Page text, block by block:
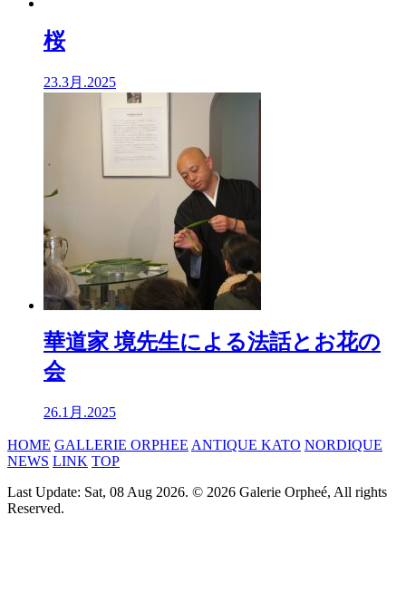
桜
23.3月.2025
華道家 境先生による法話とお花の
会
26.1月.2025
HOME GALLERIE ORPHEE ANTIQUE KATO NORDIQUE
NEWS LINK TOP
Last Update: Sat, 08 Aug 2026. © 2026 Galerie Orpheé, All rights
Reserved.